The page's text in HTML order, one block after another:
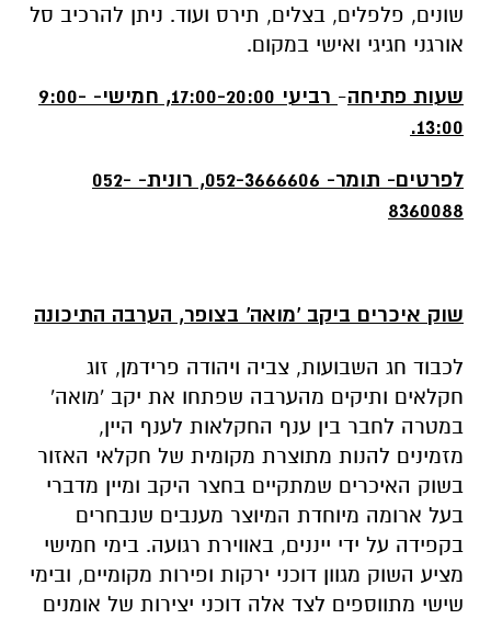
שונים, פלפלים, בצלים, תירס ועוד. ניתן להרכיב סל
אורגני חגיגי ואישי במקום.
שעות פתיחה-
רביעי 17:00-20:00, חמישי- 9:00-
13:00.
לפרטים- תומר- 052-3666606, רונית- 052-
8360088
שוק איכרים ביקב 'מואה' בצופר, הערבה התיכונה
לכבוד חג השבועות, צביה ויהודה פרידמן, זוג
חקלאים ותיקים מהערבה שפתחו את יקב 'מואה'
במטרה לחבר בין ענף החקלאות לענף היין,
מזמינים להנות מתוצרת מקומית של חקלאי האזור
בשוק האיכרים שמתקיים בחצר היקב ומיין מדברי
בעל ארומה מיוחדת המיוצר מענבים שנבחרים
בקפידה על ידי ייננים, באווירת רגועה. בימי חמישי
מציע השוק מגוון דוכני ירקות ופירות מקומיים, ובימי
שישי מתווספים לצד אלה דוכני יצירות של אומנים